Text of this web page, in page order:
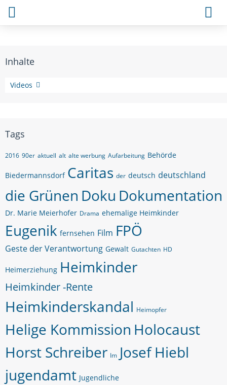
Inhalte
Themen
Videos
Tags
2016 90er aktuell alt alte werbung Aufarbeitung Behörde
Biedermannsdorf Caritas der deutsch deutschland
die Grünen Doku Dokumentation
Dr. Marie Meierhofer Drama ehemalige Heimkinder
Eugenik fernsehen Film FPÖ
Geste der Verantwortung Gewalt Gutachten HD
Heimerziehung Heimkinder
Heimkinder -Rente
Heimkinderskandal Heimopfer
Helige Kommission Holocaust
Horst Schreiber Im Josef Hiebl
jugendamt Jugendliche